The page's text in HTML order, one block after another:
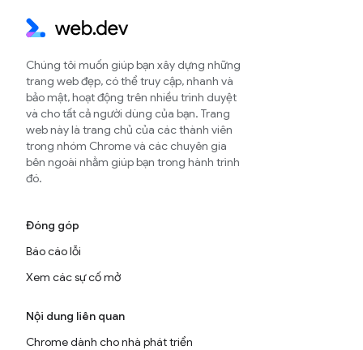
Chúng tôi muốn giúp bạn xây dựng những
trang web đẹp, có thể truy cập, nhanh và
bảo mật, hoạt động trên nhiều trình duyệt
và cho tất cả người dùng của bạn. Trang
web này là trang chủ của các thành viên
trong nhóm Chrome và các chuyên gia
bên ngoài nhằm giúp bạn trong hành trình
đó.
Đóng góp
Báo cáo lỗi
Xem các sự cố mở
Nội dung liên quan
Chrome dành cho nhà phát triển